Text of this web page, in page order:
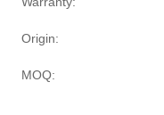
Origin:
MOQ: